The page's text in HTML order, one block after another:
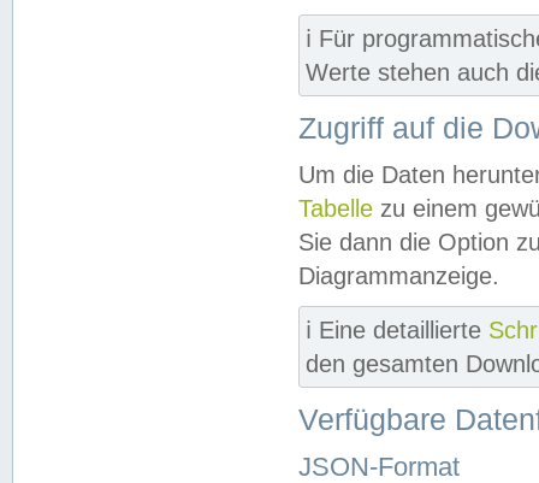
ℹ️ Für
Werte stehen auch
Zugriff auf die
Um die Daten
Tabelle zu einem
Sie dann die Option
Diagrammanzeige.
ℹ️ Eine detaillierte
den gesamten
Verfügbare
JSON-Format